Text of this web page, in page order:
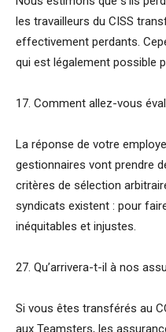
les travailleurs du CISS
effectivement perdants.
qui est légalement possible
17. Comment allez-vous
La réponse de votre
gestionnaires vont prendre
critères de sélection
syndicats existent : pour
inéquitables et injustes.
27. Qu’arrivera-t-il à nos
Si vous êtes transférés au
aux Teamsters, les